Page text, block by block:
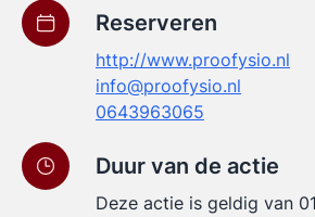
Reserveren
http://www.proofysio.nl
info@proofysio.nl
0643963065
Duur van de actie
Deze actie is geldig van